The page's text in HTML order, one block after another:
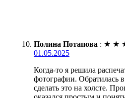
Полина Потапова : ★ ★
01.05.2025
Когда-то я решила
фотографии. Обратилась
сделать это на холсте.